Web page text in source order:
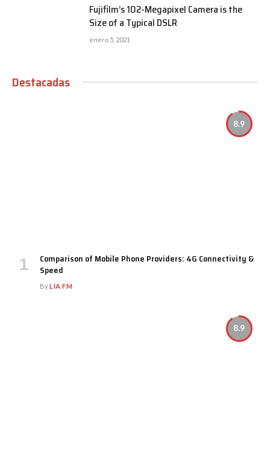
Fujifilm’s 102-Megapixel Camera is the
Size of a Typical DSLR
enero 5, 2021
Destacadas
8.9
Comparison of Mobile Phone Providers: 4G Connectivity &
Speed
ByLIA FM
8.9